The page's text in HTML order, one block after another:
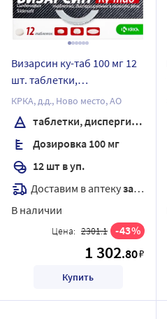
Визарсин ку-таб 100 мг 12
шт. таблетки,
диспергируемые в
полости рта
КРКА, д.д., Ново место, АО
таблетки, диспергируемые в полости рта
Дозировка 100 мг
12 шт в уп.
Доставим в аптекузавтра
В наличии
Цена: 2301.1 43
1 302.80₽
Купить